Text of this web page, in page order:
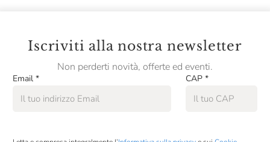
Iscriviti alla nostra newsletter
Non perderti novità, offerte ed eventi.
Email * CAP *